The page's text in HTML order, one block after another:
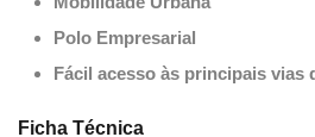
Polo Empresarial
Fácil acesso às principais vias
Ficha Técnica